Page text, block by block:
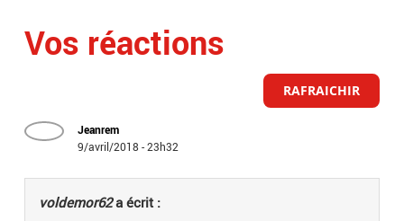
Vos réactions
RAFRAICHIR
Jeanrem
9/avril/2018 - 23h32
voldemor62a écrit :